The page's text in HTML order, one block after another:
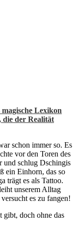
magische Lexikon
der Realität
schon immer so. Es
vor den Toren des
und schlug Dschingis
ein Einhorn, das so
trägt es als Tattoo.
unserem Alltag
es zu fangen!
gibt, doch ohne das